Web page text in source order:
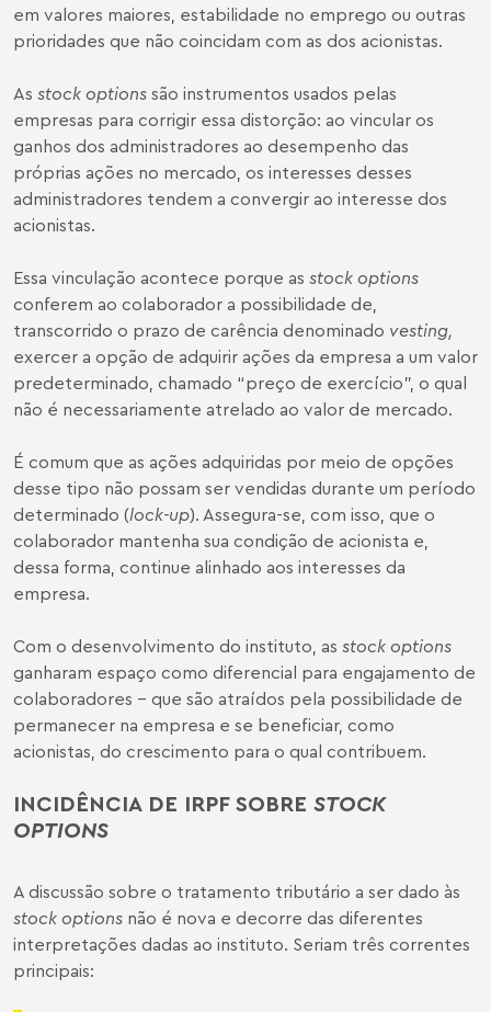
em valores maiores, estabilidade no emprego ou outras
prioridades que não coincidam com as dos acionistas.
As stock options são instrumentos usados pelas
empresas para corrigir essa distorção: ao vincular os
ganhos dos administradores ao desempenho das
próprias ações no mercado, os interesses desses
administradores tendem a convergir ao interesse dos
acionistas.
Essa vinculação acontece porque as stock options
conferem ao colaborador a possibilidade de,
transcorrido o prazo de carência denominado vesting,
exercer a opção de adquirir ações da empresa a um valor
predeterminado, chamado “preço de exercício”, o qual
não é necessariamente atrelado ao valor de mercado.
É comum que as ações adquiridas por meio de opções
desse tipo não possam ser vendidas durante um período
determinado (lock-up). Assegura-se, com isso, que o
colaborador mantenha sua condição de acionista e,
dessa forma, continue alinhado aos interesses da
empresa.
Com o desenvolvimento do instituto, as stock options
ganharam espaço como diferencial para engajamento de
colaboradores – que são atraídos pela possibilidade de
permanecer na empresa e se beneficiar, como
acionistas, do crescimento para o qual contribuem.
INCIDÊNCIA DE IRPF SOBRE STOCK
OPTIONS
A discussão sobre o tratamento tributário a ser dado às
stock options não é nova e decorre das diferentes
interpretações dadas ao instituto. Seriam três correntes
principais: